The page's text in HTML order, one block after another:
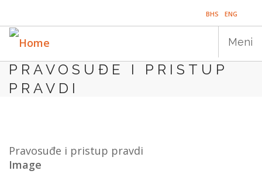
main
content
BHS ENG
Meni
Main
NASLOVNICA
PROJEKTI
PRAVOSUĐE I PRISTUP
PRAVDI
Pravosuđe i pristup pravdi
Image